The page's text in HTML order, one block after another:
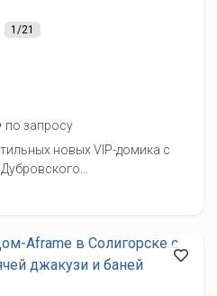
1/21
по запросу
новых VIP-домика с